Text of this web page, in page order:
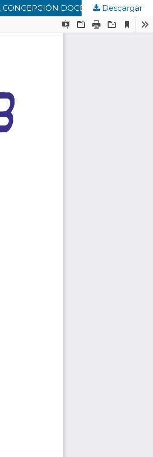
DOCENTE Descargar